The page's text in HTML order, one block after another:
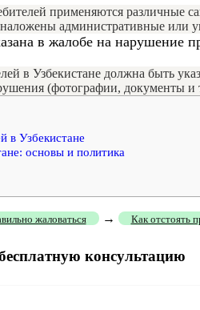
применяются различные
административные или
в жалобе на нарушение
в Узбекистане должна быть
(фотографии, документы
в Узбекистане
основы и политика
жаловаться → Как отстоять
консультацию